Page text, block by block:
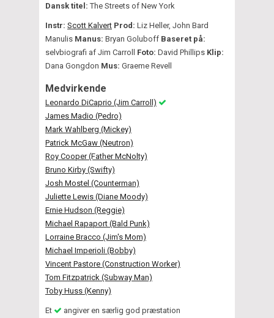
Dansk titel:The Streets of New York
Instr: Scott Kalvert Prod: Liz Heller, John Bard
Manulis Manus: Bryan Goluboff Baseret på:
selvbiografi af Jim Carroll Foto: David Phillips Klip:
Dana Gongdon Mus: Graeme Revell
Medvirkende
Leonardo DiCaprio (Jim Carroll)
James Madio (Pedro)
Mark Wahlberg (Mickey)
Patrick McGaw (Neutron)
Roy Cooper (Father McNolty)
Bruno Kirby (Swifty)
Josh Mostel (Counterman)
Juliette Lewis (Diane Moody)
Ernie Hudson (Reggie)
Michael Rapaport (Bald Punk)
Lorraine Bracco (Jim's Mom)
Michael Imperioli (Bobby)
Vincent Pastore (Construction Worker)
Tom Fitzpatrick (Subway Man)
Toby Huss (Kenny)
Et
angiver en særlig god præstation